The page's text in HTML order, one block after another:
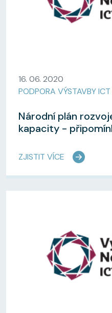
16. 06. 2020
PODPORA VÝSTAVBY
Národní plán
kapacity -
ZJISTIT VÍCE